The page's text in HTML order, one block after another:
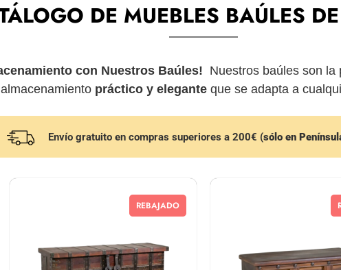
DE MUEBLES BAÚLES
con Nuestros Baúles! Nuestros baúles son la
práctico y elegante que se adapta a
Envío gratuito en compras superiores a 200€ (sólo en
REBAJADO